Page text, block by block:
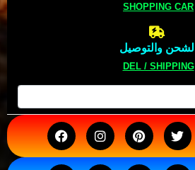
SHOPPING CAR
الشحن والتوصيل
DEL / SHIPPING